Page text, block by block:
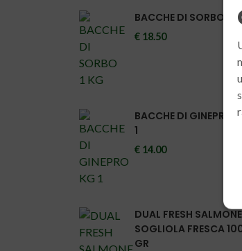
BACCHE DI SORBO 1
€ 18.50
BACCHE DI GINEPRO
1
€ 14.00
DUAL FRESH
SOGLIOLA FRESCA
GR